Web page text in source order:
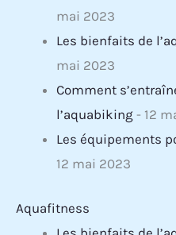
mai 2023
Les bienfaits de
mai 2023
Comment
l’aquabiking - 12
Les équipements
12 mai 2023
Aquafitness